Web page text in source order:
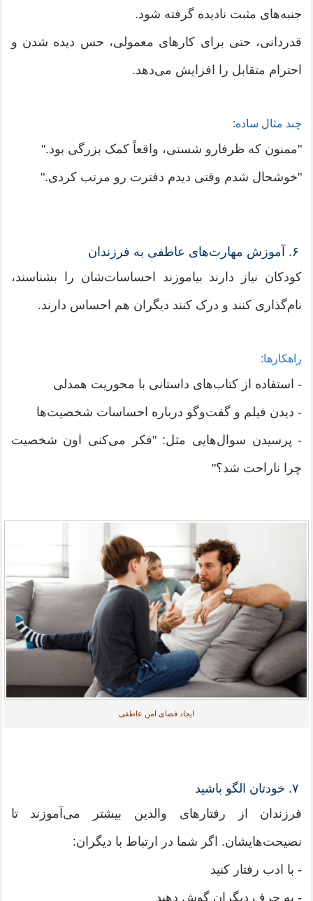
جنبه‌های مثبت نادیده گرفته شود.
قدردانی، حتی برای کارهای معمولی، حس دیده شدن و
احترام متقابل را افزایش می‌دهد.
چند مثال ساده:
"ممنون که ظرفارو شستی، واقعاً کمک بزرگی بود."
"خوشحال شدم وقتی دیدم دفترت رو مرتب کردی."
۶. آموزش مهارت‌های عاطفی به فرزندان
کودکان نیاز دارند بیاموزند احساسات‌شان را بشناسند،
نام‌گذاری کنند و درک کنند دیگران هم احساس دارند.
راهکارها:
- استفاده از کتاب‌های داستانی با محوریت همدلی
- دیدن فیلم و گفت‌وگو درباره احساسات شخصیت‌ها
- پرسیدن سوال‌هایی مثل: "فکر می‌کنی اون شخصیت
چرا ناراحت شد؟"
ایجاد فضای امن عاطفی
۷. خودتان الگو باشید
فرزندان از رفتارهای والدین بیشتر می‌آموزند تا
نصیحت‌هایشان. اگر شما در ارتباط با دیگران:
- با ادب رفتار کنید
- به حرف دیگران گوش دهید